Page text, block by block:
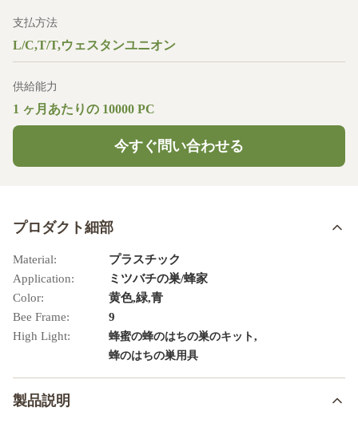
支払方法
L/C,T/T,ウェスタンユニオン
供給能力
1 ヶ月あたりの 10000 PC
今すぐ問い合わせる
プロダクト細部
Material:
プラスチック
Application:
ミツバチの巣/蜂家
Color:
黄色,緑,青
Bee Frame:
9
High Light:
蜂蜜の蜂のはちの巣のキット,
蜂のはちの巣用具
製品説明